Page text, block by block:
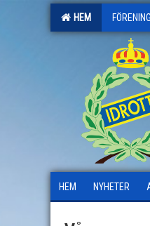
HEM
HEM NYHETER